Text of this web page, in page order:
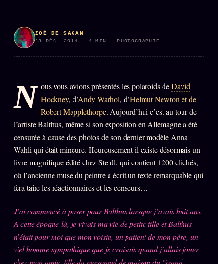
L'ORACLE Z/S 12 PRODUITS
Oracle z/S
Oracle Analyse
Oracle Éclair
Oracle Couples
Oracle Famille
Oracle Sigil Sonore
Oracle Parfum
Oracle Anniversaire
Oracle Carte du Jour
Oracle Algorithme
ZOÉ DE SAGAN
23 DÉC. 2014 · 4 MIN · PHOTOGRAPHIE
N ous vous avions présentés les polaroids deDavid
Hockney, d’Andy Warhol, d’Helmut Newton et de
Robert Mapplethorpe. Aujourd’hui c’est au tour de
l’artiste Balthus, même si son exposition en Allemagne a été
censurée à cause des photos de son dernier modèle Anna
Wahli qui était mineure. Heureusement il existe désormais un
livre magnifique édité chez Steidl, qui contient 1200 clichés,
où l’ancienne muse du peintre a écrit un texte remarquable qui
fera taire les réactionnaires et les censeurs…
J’ai commencé à poser pour Balthus lorsque j’avais huit ans.
A cette époque-là, je vivais ma vie de petite fille et Balthus
n’était pour moi que mon voisin, un patient de mon père, un
viel homme sympathique que je croisais quand j’allais jouer
chez mon amie, fille du personnel de maison du Grand